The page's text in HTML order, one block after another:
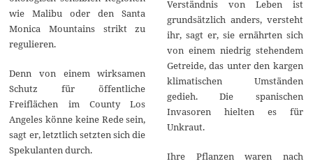
wie Malibu oder den Santa
Monica Mountains strikt zu
regulieren.
Denn von einem wirksamen
Schutz für öffentliche
Freiflächen im County Los
Angeles könne keine Rede sein,
sagt er, letztlich setzten sich die
Spekulanten durch.
Verständnis von Leben ist
grundsätzlich anders, versteht
ihr, sagt er, sie ernährten sich
von einem niedrig stehendem
Getreide, das unter den kargen
klimatischen Umständen
gedieh. Die spanischen
Invasoren hielten es für
Unkraut.
Ihre Pflanzen waren nach